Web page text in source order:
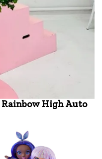
Rainbow High Auto